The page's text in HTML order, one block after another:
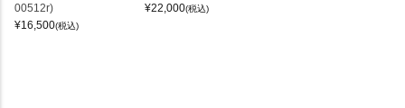
00512r)
¥16,500(税込)
¥22,000(税込)